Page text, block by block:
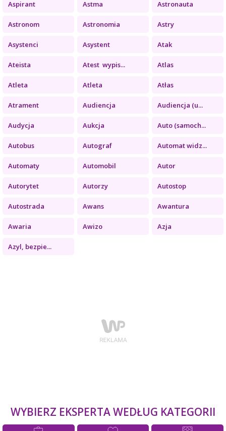
Aspirant Astma Astronauta
Astronom Astronomia Astry
Asystenci Asystent Atak
Ateista Atest wypis... Atlas
Atleta Atleta Atłas
Atrament Audiencja Audiencja (u...
Audycja Aukcja Auto (samoch...
Autobus Autograf Automat widz...
Automaty Automobil Autor
Autorytet Autorzy Autostop
Autostrada Awans Awantura
Awaria Awizo Azja
Azyl, bezpie...
WYBIERZ EKSPERTA WEDŁUG KATEGORII